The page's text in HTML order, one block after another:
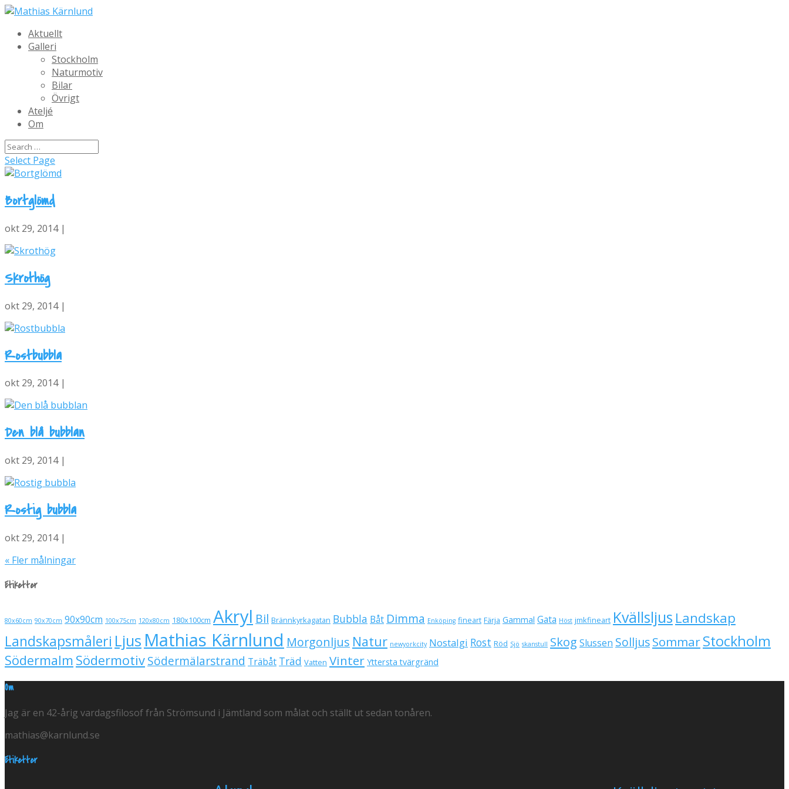
Aktuellt
Galleri
Stockholm
Naturmotiv
Bilar
Övrigt
Ateljé
Om
Select Page
Bortglömd
okt 29, 2014 |
Skrothög
okt 29, 2014 |
Rostbubbla
okt 29, 2014 |
Den blå bubblan
okt 29, 2014 |
Rostig bubbla
okt 29, 2014 |
« Fler målningar
Etiketter
80x60cm 90x70cm 90x90cm 100x75cm 120x80cm 180x100cm Akryl Bil Brännkyrkagatan Bubbla Båt Dimma Enköping fineart Färja Gammal Gata Höst jmkfineart Kvällsljus Landskap
Landskapsmåleri Ljus Mathias Kärnlund Morgonljus Natur newyorkcity Nostalgi Rost Röd Sjö skanstull Skog Slussen SolljusSommarStockholm
Södermalm SödermotivSödermälarstrand Träbåt Träd Vatten Vinter Yttersta tvärgränd
Om
Jag är en 42-årig vardagsfilosof från Strömsund i Jämtland som målat och ställt ut sedan tonåren.
mathias@karnlund.se
Etiketter